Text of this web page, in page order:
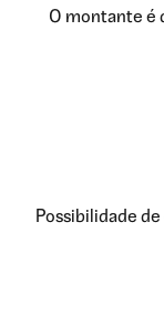
O montante é
Possibilidade